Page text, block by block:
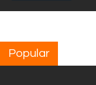
Popular